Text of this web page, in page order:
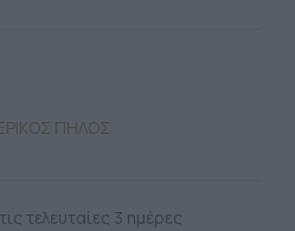
ΠΗΛΟΣ
τελευταίες 3 ημέρες